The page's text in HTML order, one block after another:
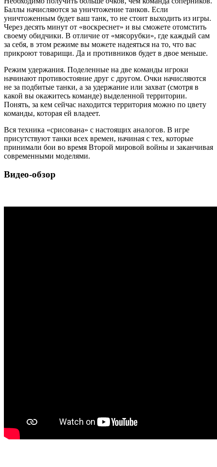
Баллы начисляются за уничтожение танков. Если
уничтоженным будет ваш танк, то не стоит выходить из игры.
Через десять минут от «воскреснет» и вы сможете отомстить
своему обидчики. В отличие от «мясорубки», где каждый сам
за себя, в этом режиме вы можете надеяться на то, что вас
прикроют товарищи. Да и противников будет в двое меньше.
Режим удержания. Поделенные на две команды игроки
начинают противостояние друг с другом. Очки начисляются
не за подбитые танки, а за удержание или захват (смотря в
какой вы окажитесь команде) выделенной территории.
Понять, за кем сейчас находится территория можно по цвету
команды, которая ей владеет.
Вся техника «срисована» с настоящих аналогов. В игре
присутствуют танки всех времен, начиная с тех, которые
принимали бои во время Второй мировой войны и заканчивая
современными моделями.
Видео-обзор